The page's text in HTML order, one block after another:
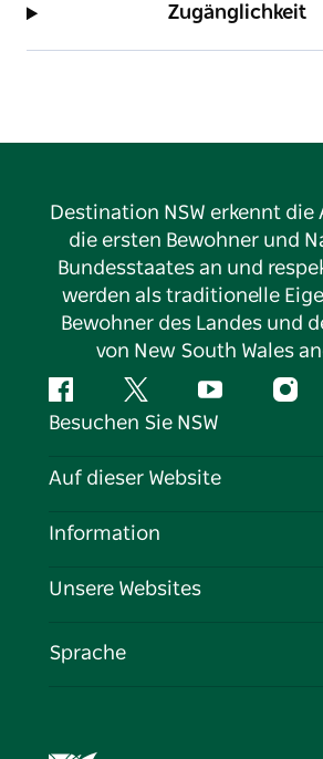
Zugänglichkeit
Destination NSW erkennt
die ersten Bewohner und
Bundesstaates an und
werden als traditionelle
Bewohner des Landes und
von New South Wales
FacebookTwitter YouTube
Besuchen Sie NSW
Kontaktieren Sie uns
Cookie-Hinweis
Auf dieser Website
Reiseziele
Veranstaltungen
Information
Reiseinformationen
Unternehmen in NSW
Unsere Websites
Sprache